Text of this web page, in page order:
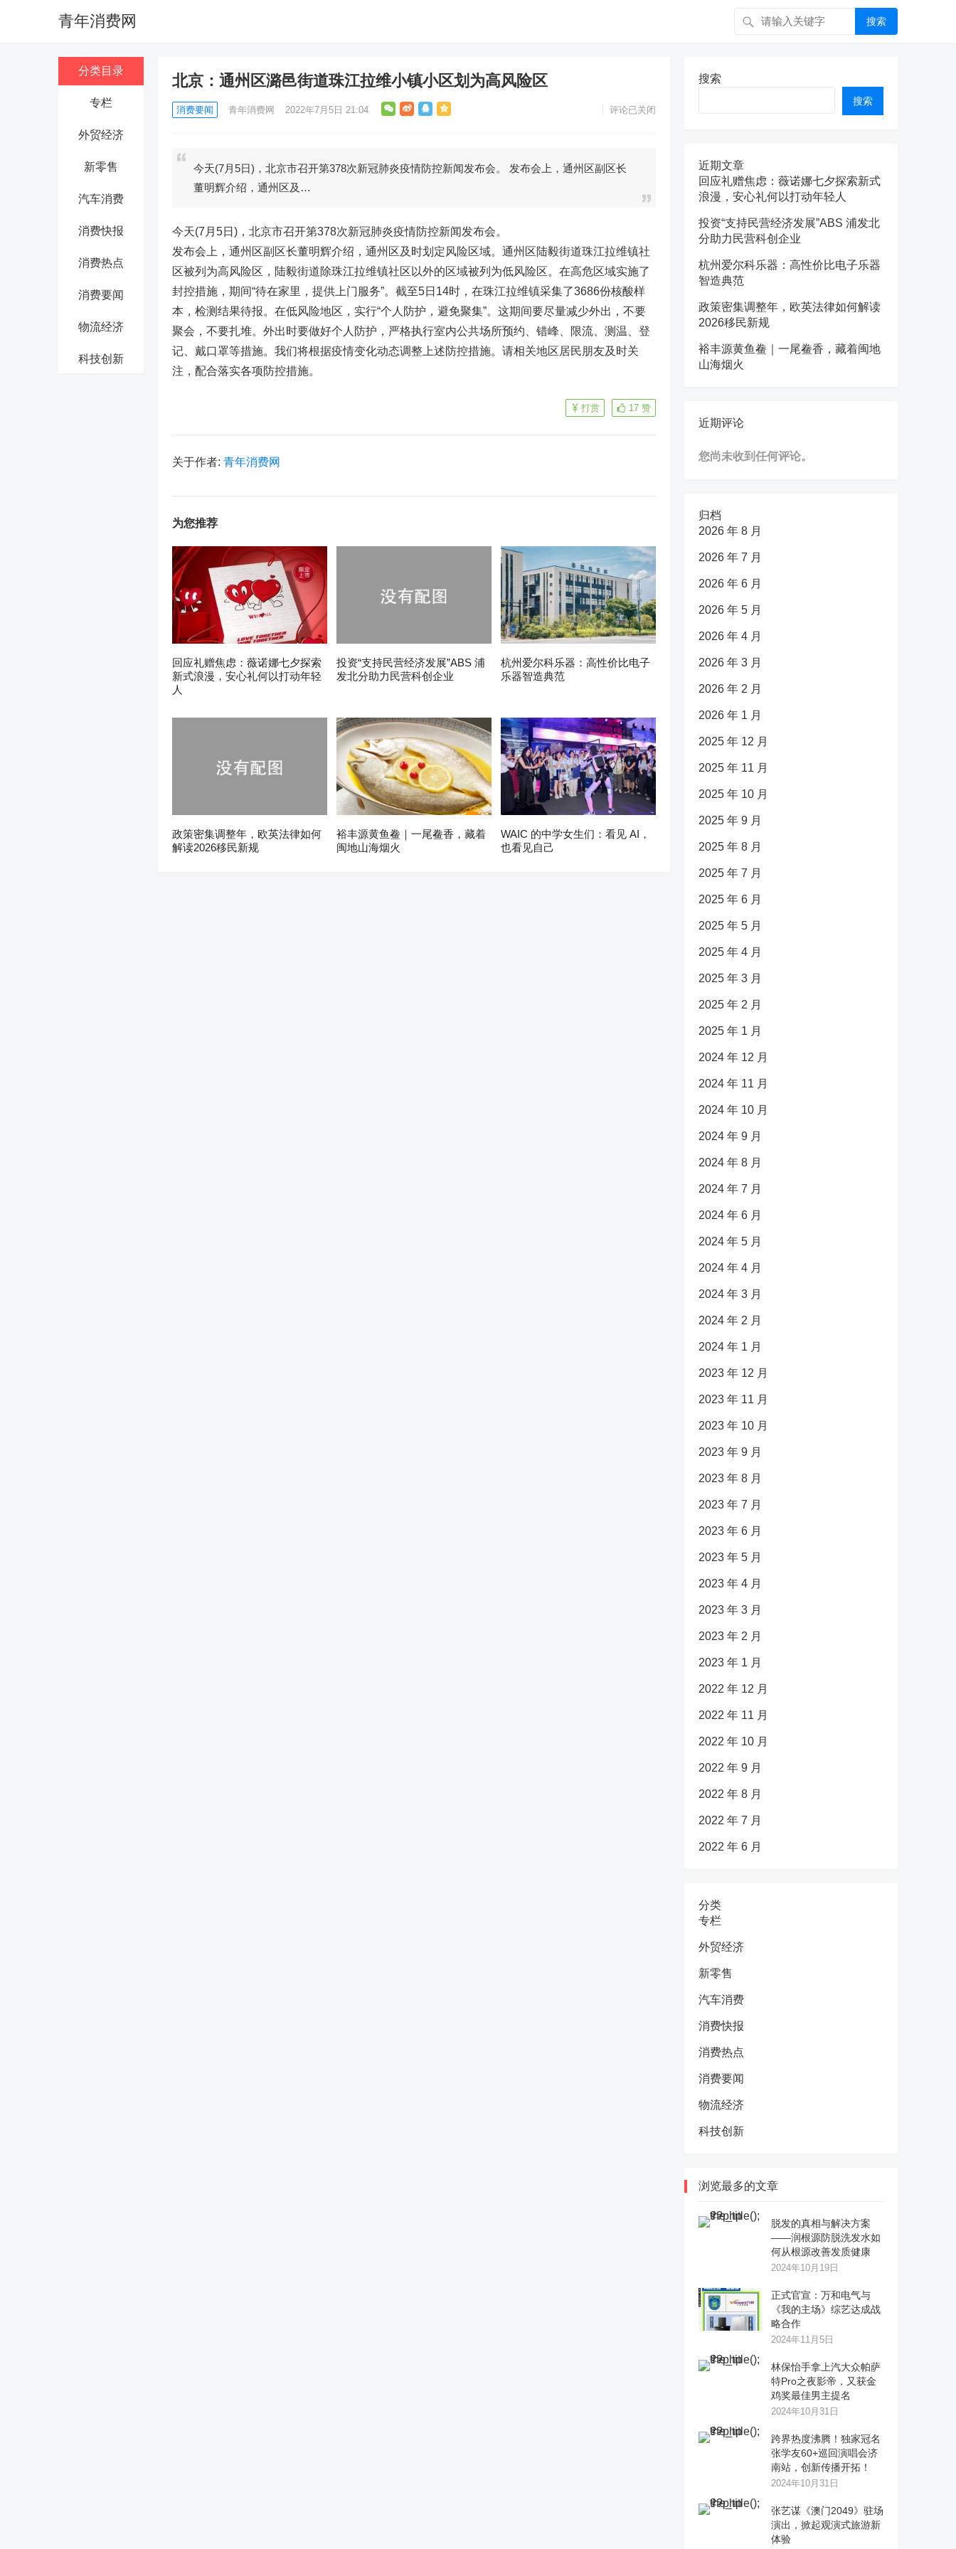
青年消费网 搜索
分类目录
专栏
外贸经济
新零售
汽车消费
消费快报
消费热点
消费要闻
物流经济
科技创新
北京：通州区潞邑街道珠江拉维小镇小区划为高风险区
消费要闻 青年消费网 2022年7月5日 21:04 评论已关闭
今天(7月5日)，北京市召开第378次新冠肺炎疫情防控新闻发布会。 发布会上，通州区副区长
董明辉介绍，通州区及…
今天(7月5日)，北京市召开第378次新冠肺炎疫情防控新闻发布会。
发布会上，通州区副区长董明辉介绍，通州区及时划定风险区域。通州区陆毅街道珠江拉维镇社
区被列为高风险区，陆毅街道除珠江拉维镇社区以外的区域被列为低风险区。在高危区域实施了
封控措施，期间“待在家里，提供上门服务”。截至5日14时，在珠江拉维镇采集了3686份核酸样
本，检测结果待报。在低风险地区，实行“个人防护，避免聚集”。这期间要尽量减少外出，不要
聚会，不要扎堆。外出时要做好个人防护，严格执行室内公共场所预约、错峰、限流、测温、登
记、戴口罩等措施。我们将根据疫情变化动态调整上述防控措施。请相关地区居民朋友及时关
注，配合落实各项防控措施。
17 赞
打赏
关于作者: 青年消费网
为您推荐
回应礼赠焦虑：薇诺娜七夕探索
新式浪漫，安心礼何以打动年轻
人
投资“支持民营经济发展”ABS 浦
发北分助力民营科创企业
杭州爱尔科乐器：高性价比电子
乐器智造典范
政策密集调整年，欧英法律如何
解读2026移民新规
裕丰源黄鱼鲞｜一尾鲞香，藏着
闽地山海烟火
WAIC 的中学女生们：看见 AI，
也看见自己
搜索
搜索
近期文章
回应礼赠焦虑：薇诺娜七夕探索新式
浪漫，安心礼何以打动年轻人
投资“支持民营经济发展”ABS 浦发北
分助力民营科创企业
杭州爱尔科乐器：高性价比电子乐器
智造典范
政策密集调整年，欧英法律如何解读
2026移民新规
裕丰源黄鱼鲞｜一尾鲞香，藏着闽地
山海烟火
近期评论
您尚未收到任何评论。
归档
2026 年 8 月
2026 年 7 月
2026 年 6 月
2026 年 5 月
2026 年 4 月
2026 年 3 月
2026 年 2 月
2026 年 1 月
2025 年 12 月
2025 年 11 月
2025 年 10 月
2025 年 9 月
2025 年 8 月
2025 年 7 月
2025 年 6 月
2025 年 5 月
2025 年 4 月
2025 年 3 月
2025 年 2 月
2025 年 1 月
2024 年 12 月
2024 年 11 月
2024 年 10 月
2024 年 9 月
2024 年 8 月
2024 年 7 月
2024 年 6 月
2024 年 5 月
2024 年 4 月
2024 年 3 月
2024 年 2 月
2024 年 1 月
2023 年 12 月
2023 年 11 月
2023 年 10 月
2023 年 9 月
2023 年 8 月
2023 年 7 月
2023 年 6 月
2023 年 5 月
2023 年 4 月
2023 年 3 月
2023 年 2 月
2023 年 1 月
2022 年 12 月
2022 年 11 月
2022 年 10 月
2022 年 9 月
2022 年 8 月
2022 年 7 月
2022 年 6 月
分类
专栏
外贸经济
新零售
汽车消费
消费快报
消费热点
消费要闻
物流经济
科技创新
浏览最多的文章
脱发的真相与解决方案
——润根源防脱洗发水如
何从根源改善发质健康
2024年10月19日
正式官宣：万和电气与
《我的主场》综艺达成战
略合作
2024年11月5日
林保怡手拿上汽大众帕萨
特Pro之夜影帝，又获金
鸡奖最佳男主提名
2024年10月31日
跨界热度沸腾！独家冠名
张学友60+巡回演唱会济
南站，创新传播开拓！
2024年10月31日
张艺谋《澳门2049》驻场
演出，掀起观演式旅游新
体验